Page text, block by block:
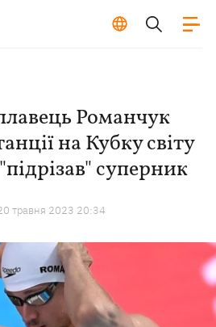
Романчук
на Кубку світу
суперник
травня 2023 20:34